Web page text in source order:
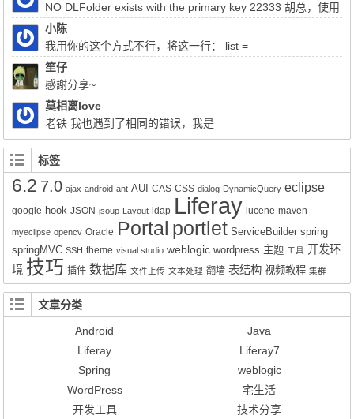
NO DLFolder exists with the primary key 22333 胡总，使用
liferay上传文件报了这个错，该怎么解决
小陈
我用你的这个方式不行，将这一行： list =
(List)QueryUtil.list(q, getDialect(),start, end, false); 注释掉换成：
list = q.list();前面的：Query q = session.createQuery(sql); 换成
Query q = session.createSQLQuery(HQL).addEntity("这里是xx-
service.xml的名称", 类名Impl.class);就可以实现查询功能了。但是
有个问题就是只能得到该类的所有属性所对应的值，其它类的值无
法获得。比如我们的sql写联查就只能得到其中一张表的数据而不是
该SQL语句查询到的所有数据。求教该如何解决的好呢？
笙仔
感謝分享~
莫相离love
老铁 我也遇到了相同的错误，我是
Liferay7.0.4+openldap2.4报的这个错，请问你解决了吗？
标签
6.2 7.0 ajax android ant AUI CAS CSS dialog DynamicQuery eclipse
google hook JSON jsoup Layout ldap Liferay lucene maven
myeclipse opencv Oracle Portal portlet ServiceBuilder spring
springMVC SSH theme visual studio weblogic wordpress 主题 工具 开发环
境 技巧 插件 数据库 文件上传 文本处理 翻墙 表结构 视频教程 集群
文章分类
Android
Java
Liferay
Liferay7
Spring
weblogic
WordPress
宅生活
开发工具
技术分享